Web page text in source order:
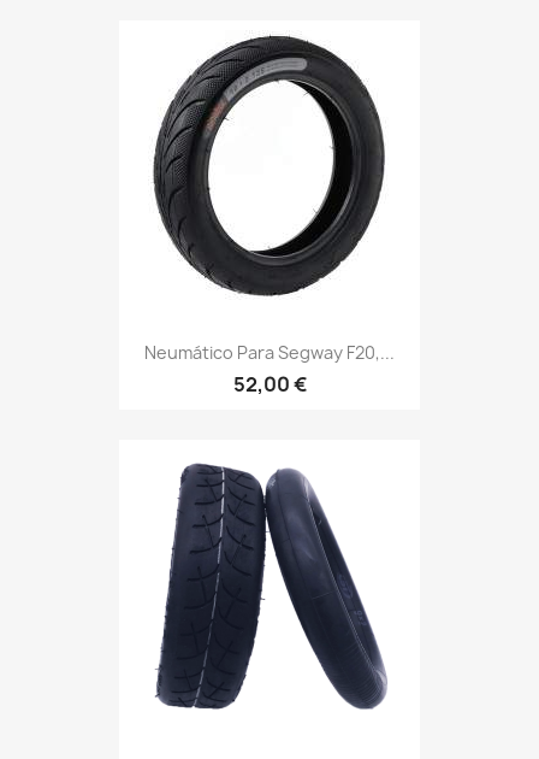
Neumático Para Segway F20,...
52,00 €